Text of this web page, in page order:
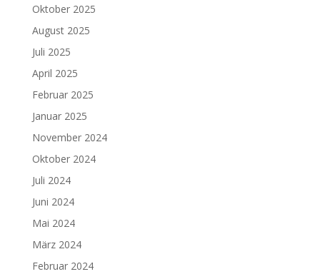
Oktober 2025
August 2025
Juli 2025
April 2025
Februar 2025
Januar 2025
November 2024
Oktober 2024
Juli 2024
Juni 2024
Mai 2024
März 2024
Februar 2024